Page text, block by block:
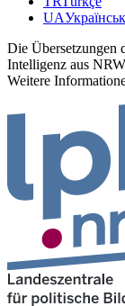
UA
Die Übersetzungen
Intelligenz aus
Weitere